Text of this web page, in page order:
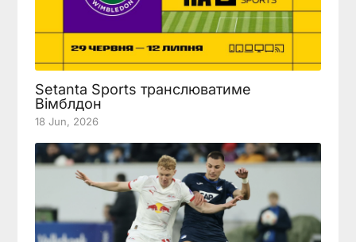
Setanta Sports транслюватиме
Вімблдон
18 Jun, 2026